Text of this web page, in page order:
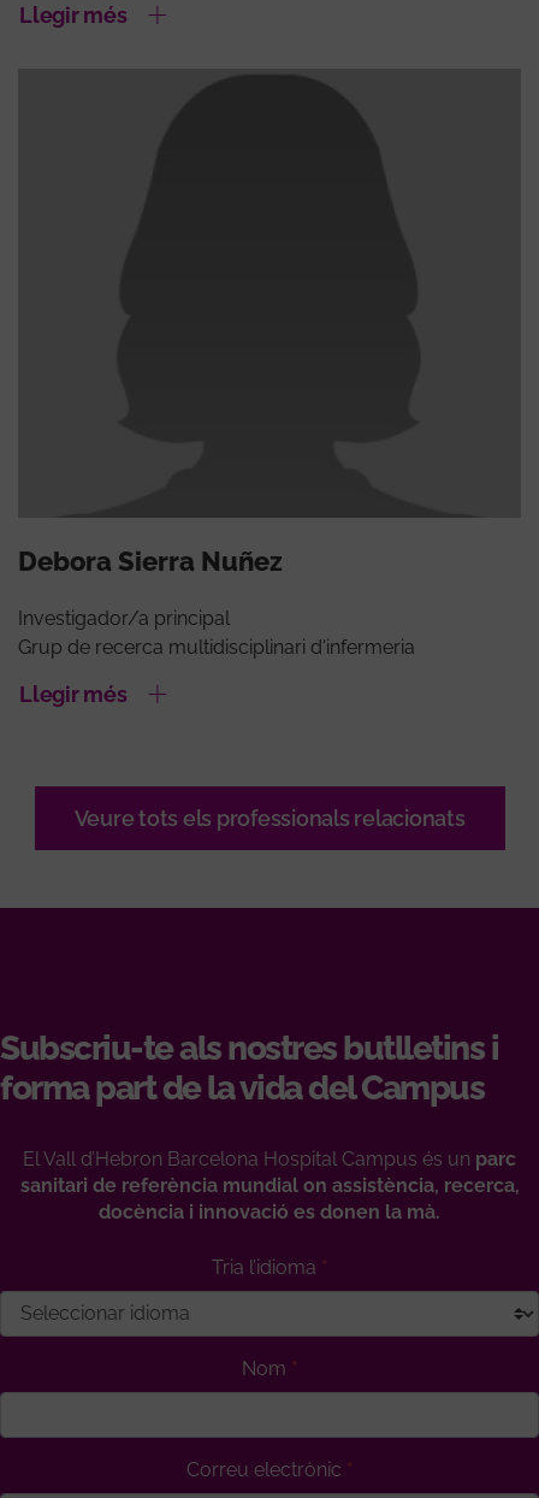
Llegir més
Debora Sierra Nuñez
Investigador/a principal
Grup de recerca multidisciplinari d'infermeria
Llegir més
Veure tots els professionals relacionats
Subscriu-te als nostres butlletins i
forma part de la vida del Campus
El Vall d’Hebron Barcelona Hospital Campus és un parc
sanitari de referència mundial on assistència, recerca,
docència i innovació es donen la mà.
Tria l’idioma
Nom
Correu electrònic